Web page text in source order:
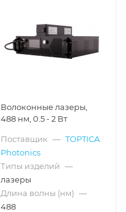
Волоконные лазеры,
488 нм, 0.5 - 2 Вт
Поставщик — TOPTICA
Photonics
Типы изделий —
лазеры
Длина волны (нм) —
488